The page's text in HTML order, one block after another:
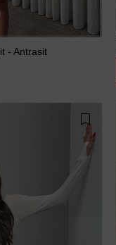
- Antrasit